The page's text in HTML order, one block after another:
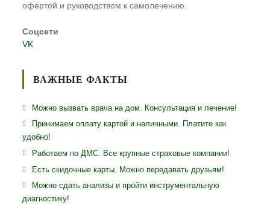
офертой и руководством к самолечению.
Соцсети
VK
ВАЖНЫЕ ФАКТЫ
Можно вызвать врача на дом. Консультация и лечение!
Принимаем оплату картой и наличными. Платите как
удобно!
Работаем по ДМС. Все крупные страховые компании!
Есть скидочные карты. Можно передавать друзьям!
Можно сдать анализы и пройти инструментальную
диагностику!